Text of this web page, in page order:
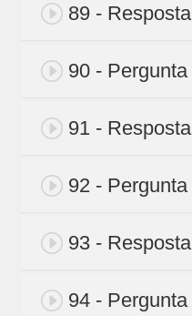
89 - Resposta
90 - Pergunta
91 - Resposta
92 - Pergunta
93 - Resposta
94 - Pergunta